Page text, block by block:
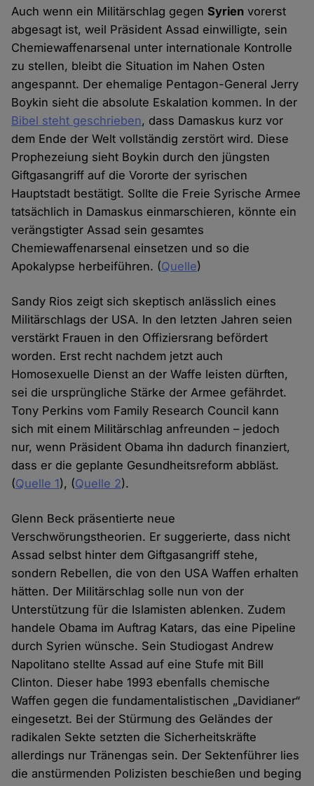
Auch wenn ein Militärschlag gegenSyrien vorerst
abgesagt ist, weil Präsident Assad einwilligte, sein
Chemiewaffenarsenal unter internationale Kontrolle
zu stellen, bleibt die Situation im Nahen Osten
angespannt. Der ehemalige Pentagon-General Jerry
Boykin sieht die absolute Eskalation kommen. In der
Bibel steht geschrieben, dass Damaskus kurz vor
dem Ende der Welt vollständig zerstört wird. Diese
Prophezeiung sieht Boykin durch den jüngsten
Giftgasangriff auf die Vororte der syrischen
Hauptstadt bestätigt. Sollte die Freie Syrische Armee
tatsächlich in Damaskus einmarschieren, könnte ein
verängstigter Assad sein gesamtes
Chemiewaffenarsenal einsetzen und so die
Apokalypse herbeiführen. (Quelle)
Sandy Rios zeigt sich skeptisch anlässlich eines
Militärschlags der USA. In den letzten Jahren seien
verstärkt Frauen in den Offiziersrang befördert
worden. Erst recht nachdem jetzt auch
Homosexuelle Dienst an der Waffe leisten dürften,
sei die ursprüngliche Stärke der Armee gefährdet.
Tony Perkins vom Family Research Council kann
sich mit einem Militärschlag anfreunden – jedoch
nur, wenn Präsident Obama ihn dadurch finanziert,
dass er die geplante Gesundheitsreform abbläst.
(Quelle 1), (Quelle 2).
Glenn Beck präsentierte neue
Verschwörungstheorien. Er suggerierte, dass nicht
Assad selbst hinter dem Giftgasangriff stehe,
sondern Rebellen, die von den USA Waffen erhalten
hätten. Der Militärschlag solle nun von der
Unterstützung für die Islamisten ablenken. Zudem
handele Obama im Auftrag Katars, das eine Pipeline
durch Syrien wünsche. Sein Studiogast Andrew
Napolitano stellte Assad auf eine Stufe mit Bill
Clinton. Dieser habe 1993 ebenfalls chemische
Waffen gegen die fundamentalistischen „Davidianer“
eingesetzt. Bei der Stürmung des Geländes der
radikalen Sekte setzten die Sicherheitskräfte
allerdings nur Tränengas sein. Der Sektenführer lies
die anstürmenden Polizisten beschießen und beging